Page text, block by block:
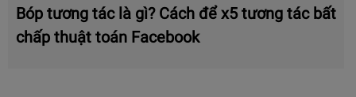
Bóp tương tác là gì? Cách để x5 tương tác bất
chấp thuật toán Facebook